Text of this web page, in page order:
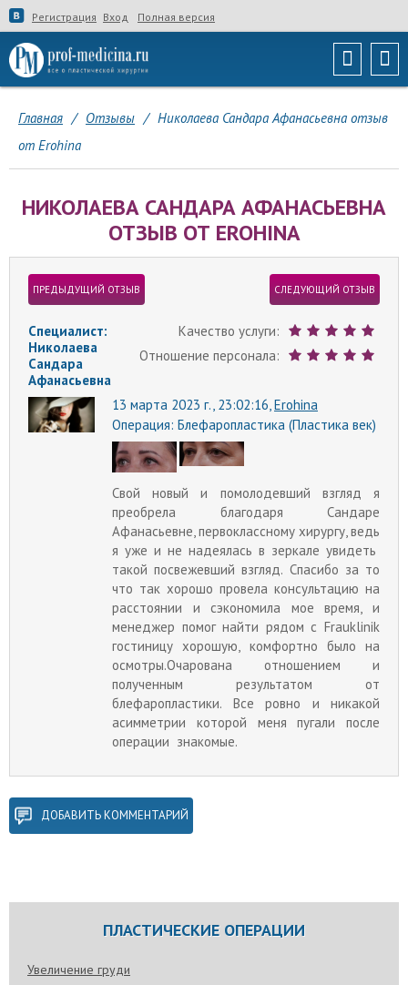
Регистрация Вход Полная версия
Главная / Отзывы / Николаева Сандара Афанасьевна отзыв
от Erohina
НИКОЛАЕВА САНДАРА АФАНАСЬЕВНА
ОТЗЫВ ОТ EROHINA
ПРЕДЫДУЩИЙ ОТЗЫВ СЛЕДУЮЩИЙ ОТЗЫВ
Качество услуги:
Отношение персонала:
Специалист:
Николаева
Сандара
Афанасьевна
13 марта 2023 г., 23:02:16, Erohina
Операция: Блефаропластика (Пластика век)
Свой новый и помолодевший взгляд я
преобрела благодаря Сандаре
Афанасьевне, первоклассному хирургу, ведь
я уже и не надеялась в зеркале увидеть
такой посвежевший взгляд. Спасибо за то
что так хорошо провела консультацию на
расстоянии и сэкономила мое время, и
менеджер помог найти рядом с Frauklinik
гостиницу хорошую, комфортно было на
осмотры.Очарована отношением и
полученным результатом от
блефаропластики. Все ровно и никакой
асимметрии которой меня пугали после
операции знакомые.
ДОБАВИТЬ КОММЕНТАРИЙ
ПЛАСТИЧЕСКИЕ ОПЕРАЦИИ
Увеличение груди